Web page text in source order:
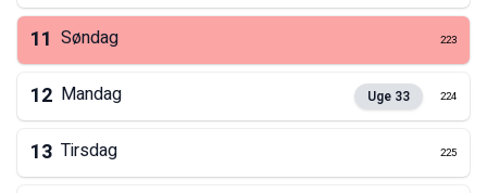
11 Søndag 223
12 Mandag Uge 33 224
13 Tirsdag 225